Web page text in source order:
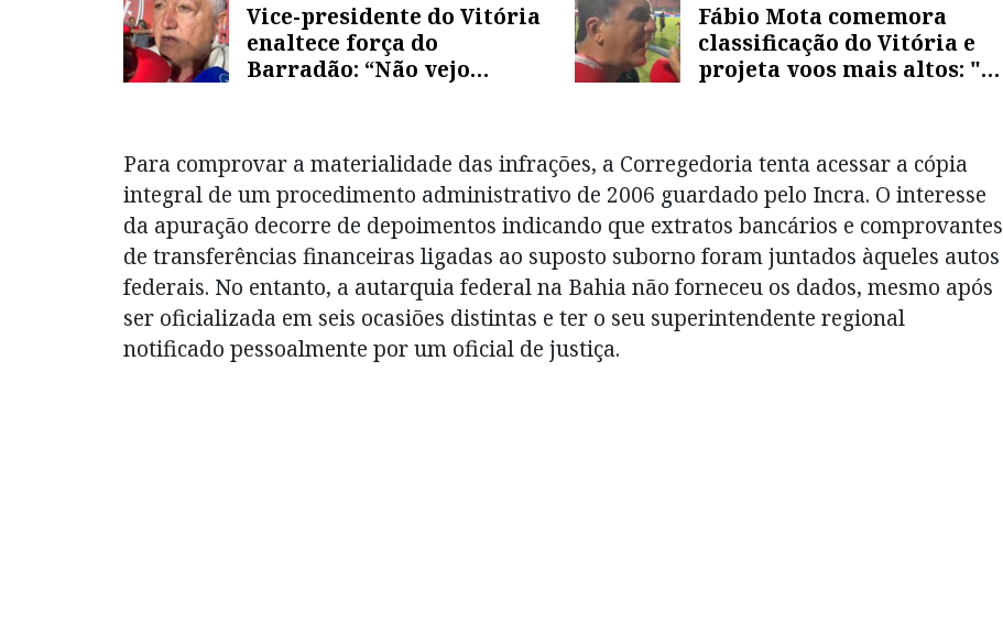
Vice-presidente do Vitória
enaltece força do
Barradão: “Não vejo
Fábio Mota comemora
classificação do Vitória e
projeta voos mais altos: "A
Para comprovar a materialidade das infrações, a Corregedoria tenta acessar a cópia
integral de um procedimento administrativo de 2006 guardado pelo Incra. O interesse
da apuração decorre de depoimentos indicando que extratos bancários e comprovantes
de transferências financeiras ligadas ao suposto suborno foram juntados àqueles autos
federais. No entanto, a autarquia federal na Bahia não forneceu os dados, mesmo após
ser oficializada em seis ocasiões distintas e ter o seu superintendente regional
notificado pessoalmente por um oficial de justiça.